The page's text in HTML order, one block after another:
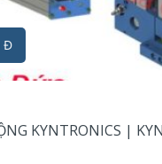
Đ
KYNTRONICS |